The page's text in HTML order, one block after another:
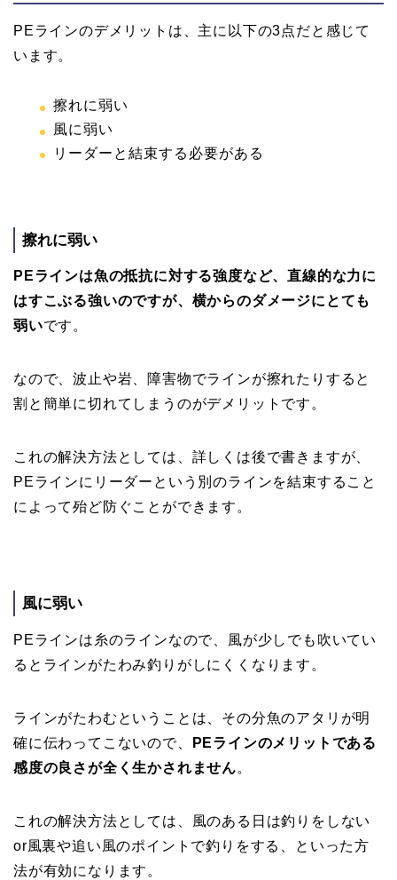
PEラインのデメリットは、主に以下の3点だと感じて
います。
擦れに弱い
風に弱い
リーダーと結束する必要がある
擦れに弱い
PEラインは魚の抵抗に対する強度など、直線的な力に
はすこぶる強いのですが、横からのダメージにとても
弱いです。
なので、波止や岩、障害物でラインが擦れたりすると
割と簡単に切れてしまうのがデメリットです。
これの解決方法としては、詳しくは後で書きますが、
PEラインにリーダーという別のラインを結束すること
によって殆ど防ぐことができます。
風に弱い
PEラインは糸のラインなので、風が少しでも吹いてい
るとラインがたわみ釣りがしにくくなります。
ラインがたわむということは、その分魚のアタリが明
確に伝わってこないので、
PEラインのメリットである
感度の良さが全く生かされません。
これの解決方法としては、風のある日は釣りをしない
or風裏や追い風のポイントで釣りをする、といった方
法が有効になります。